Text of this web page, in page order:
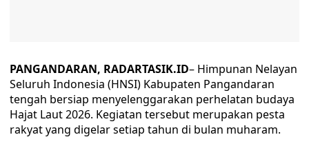
PANGANDARAN, RADARTASIK.ID– Himpunan Nelayan
Seluruh Indonesia (HNSI) Kabupaten Pangandaran
tengah bersiap menyelenggarakan perhelatan budaya
Hajat Laut 2026. Kegiatan tersebut merupakan pesta
rakyat yang digelar setiap tahun di bulan muharam.